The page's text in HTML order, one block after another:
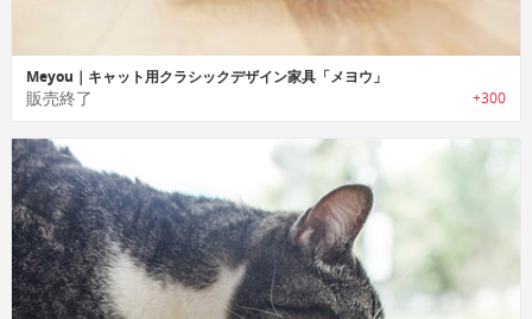
Meyou｜キャット用クラシックデザイン家具「メヨウ」
販売終了 +300